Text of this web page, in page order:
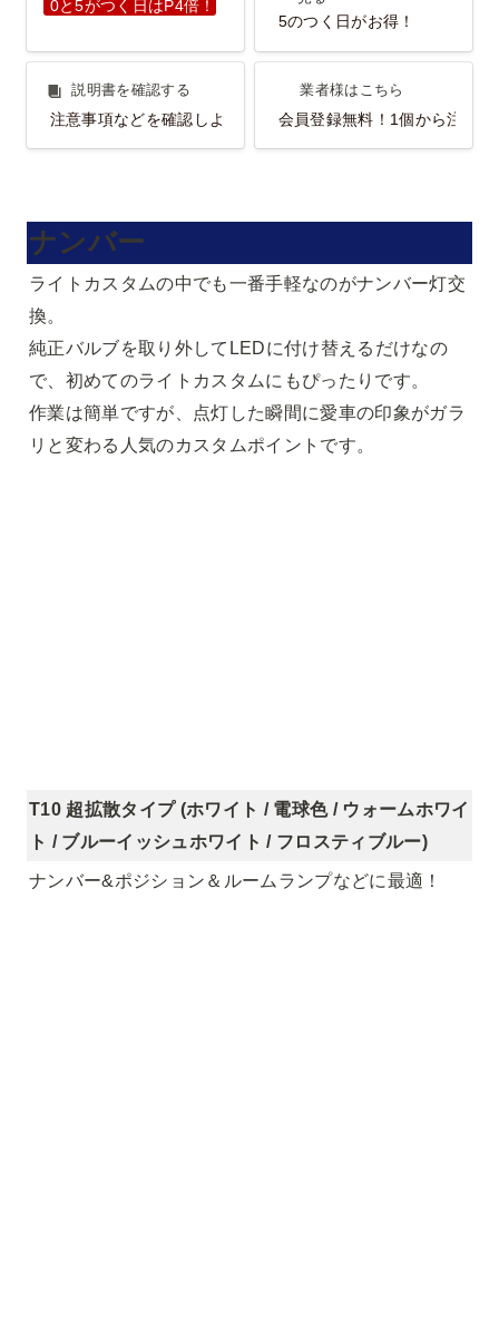
0と5がつく日はP4倍！
5のつく日がお得！
説明書を確認する
説明書を確認する
注意事項などを確認しよう！
業者様はこちら
業者様はこちら
会員登録無料！1個から注文
ナンバー
ライトカスタムの中でも一番手軽なのがナンバー灯交
換。
純正バルブを取り外してLEDに付け替えるだけなの
で、初めてのライトカスタムにもぴったりです。
作業は簡単ですが、点灯した瞬間に愛車の印象がガラ
リと変わる人気のカスタムポイントです。
T10 超拡散タイプ (ホワイト / 電球色 / ウォームホワイ
ト / ブルーイッシュホワイト / フロスティブルー)
ナンバー&ポジション＆ルームランプなどに最適！